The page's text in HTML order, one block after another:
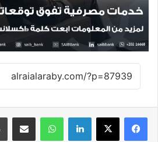
لينكدإن واتساب مشاركة عبر